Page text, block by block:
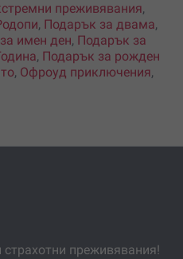
преживявания,
, Подарък за двама,
имен ден, Подарък за
, Подарък за рожден
, Офроуд приключения,
преживявания!